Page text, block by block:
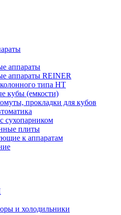
аппараты
аппараты REINER
типа НТ
кубы (емкости)
прокладки для кубов
сухопарником
плиты
к аппаратам
и холодильники